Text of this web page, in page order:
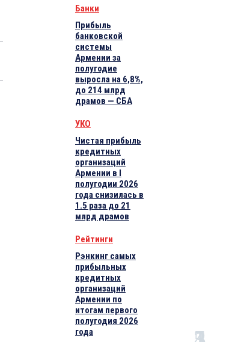
Банки
Прибыль
банковской
системы
Армении за
полугодие
выросла на 6,8%,
до 214 млрд
драмов — СБА
УКО
Чистая прибыль
кредитных
организаций
Армении в I
полугодии 2026
года снизилась в
1.5 раза до 21
млрд драмов
Рейтинги
Рэнкинг самых
прибыльных
кредитных
организаций
Армении по
итогам первого
полугодия 2026
года